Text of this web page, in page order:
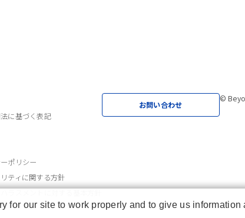
に基づく表記
ポリシー
ティに関する方針
お問い合わせ
©
for our site to work properly and to give us